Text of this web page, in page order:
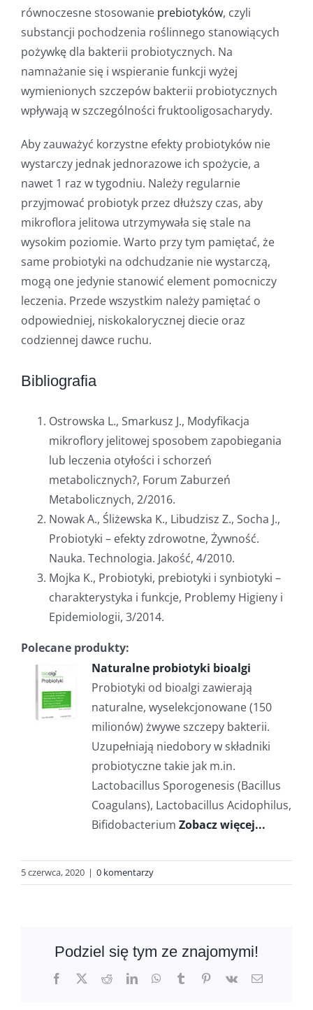
równoczesne stosowanie prebiotyków, czyli
substancji pochodzenia roślinnego stanowiących
pożywkę dla bakterii probiotycznych. Na
namnażanie się i wspieranie funkcji wyżej
wymienionych szczepów bakterii probiotycznych
wpływają w szczególności fruktooligosacharydy.
Aby zauważyć korzystne efekty probiotyków nie
wystarczy jednak jednorazowe ich spożycie, a
nawet 1 raz w tygodniu. Należy regularnie
przyjmować probiotyk przez dłuższy czas, aby
mikroflora jelitowa utrzymywała się stale na
wysokim poziomie. Warto przy tym pamiętać, że
same probiotyki na odchudzanie nie wystarczą,
mogą one jedynie stanowić element pomocniczy
leczenia. Przede wszystkim należy pamiętać o
odpowiedniej, niskokalorycznej diecie oraz
codziennej dawce ruchu.
Bibliografia
Ostrowska L., Smarkusz J., Modyfikacja
mikroflory jelitowej sposobem zapobiegania
lub leczenia otyłości i schorzeń
metabolicznych?, Forum Zaburzeń
Metabolicznych, 2/2016.
Nowak A., Śliżewska K., Libudzisz Z., Socha J.,
Probiotyki – efekty zdrowotne, Żywność.
Nauka. Technologia. Jakość, 4/2010.
Mojka K., Probiotyki, prebiotyki i synbiotyki –
charakterystyka i funkcje, Problemy Higieny i
Epidemiologii, 3/2014.
Polecane produkty:
Naturalne probiotyki bioalgi
Probiotyki od bioalgi zawierają
naturalne, wyselekcjonowane (150
milionów) żwywe szczepy bakterii.
Uzupełniają niedobory w składniki
probiotyczne takie jak m.in.
Lactobacillus Sporogenesis (Bacillus
Coagulans), Lactobacillus Acidophilus,
Bifidobacterium Zobacz więcej...
5 czerwca, 2020 | 0 komentarzy
Podziel się tym ze znajomymi!
Facebook
X RedditLinkedInWhatsApp
TumblrPinterest
Vk Email